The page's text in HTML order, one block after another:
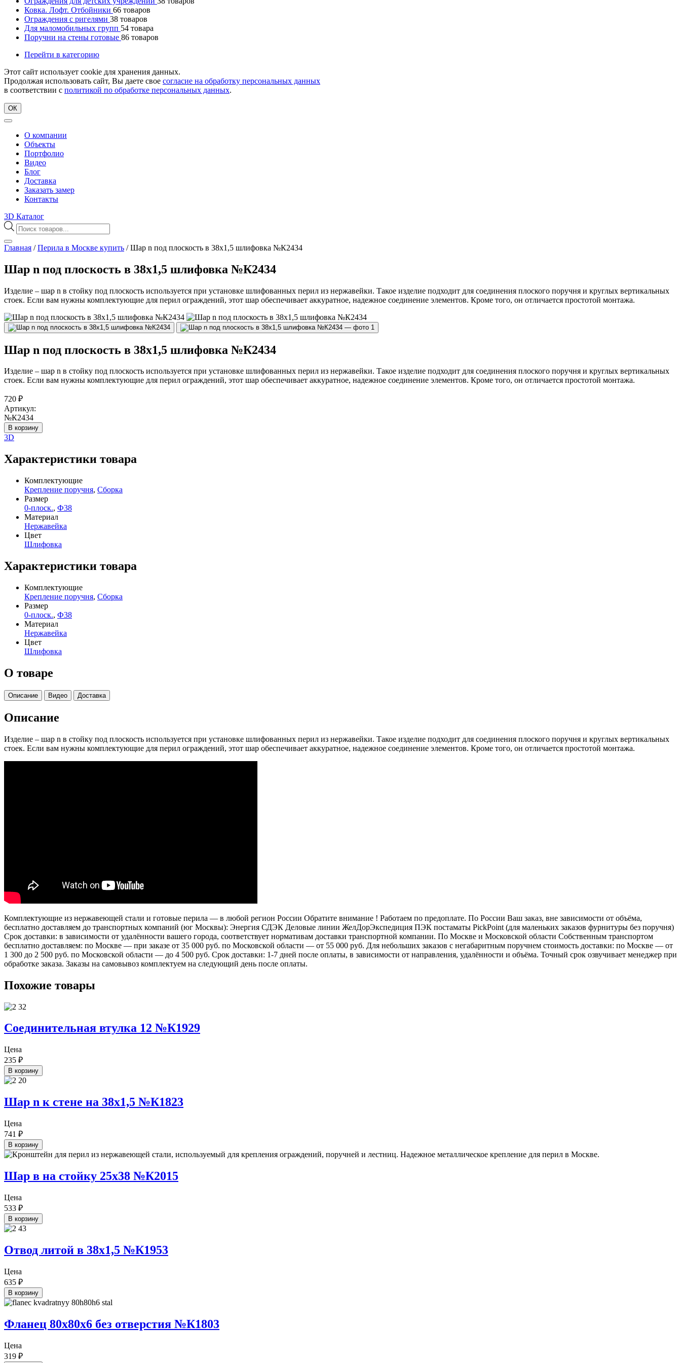
Ковка. Лофт. Отбойники 66 товаров
Ограждения с ригелями 38 товаров
Для маломобильных групп 54 товара
Поручни на стены готовые 86 товаров
Перейти в категорию
Этот сайт использует cookie для хранения данных.
Продолжая использовать сайт, Вы даете свое согласие на обработку персональных данных
в соответствии с политикой по обработке персональных данных.
ОК
О компании
Объекты
Портфолио
Видео
Блог
Доставка
Заказать замер
Контакты
3D Каталог
Поиск
товаров
Главная /Перила в Москве купить /Шар n под плоскость в 38х1,5 шлифовка №К2434
Шар n под плоскость в 38х1,5 шлифовка №К2434
Изделие – шар n в стойку под плоскость используется при установке шлифованных перил из нержавейки. Такое изделие подходит для соединения плоского поручня и круглых вертикальных
стоек. Если вам нужны комплектующие для перил ограждений, этот шар обеспечивает аккуратное, надежное соединение элементов. Кроме того, он отличается простотой монтажа.
Шар n под плоскость в 38х1,5 шлифовка №К2434
Изделие – шар n в стойку под плоскость используется при установке шлифованных перил из нержавейки. Такое изделие подходит для соединения плоского поручня и круглых вертикальных
стоек. Если вам нужны комплектующие для перил ограждений, этот шар обеспечивает аккуратное, надежное соединение элементов. Кроме того, он отличается простотой монтажа.
720 ₽
Артикул:
№К2434
В корзину
3D
Характеристики товара
Комплектующие
Крепление поручня, Сборка
Размер
0-плоск., Ф38
Материал
Нержавейка
Цвет
Шлифовка
Характеристики товара
Комплектующие
Крепление поручня, Сборка
Размер
0-плоск., Ф38
Материал
Нержавейка
Цвет
Шлифовка
О товаре
Описание Видео Доставка
Описание
Изделие – шар n в стойку под плоскость используется при установке шлифованных перил из нержавейки. Такое изделие подходит для соединения плоского поручня и круглых вертикальных
стоек. Если вам нужны комплектующие для перил ограждений, этот шар обеспечивает аккуратное, надежное соединение элементов. Кроме того, он отличается простотой монтажа.
Комплектующие из нержавеющей стали и готовые перила — в любой регион России Обратите внимание ! Работаем по предоплате. По России Ваш заказ, вне зависимости от объёма,
бесплатно доставляем до транспортных компаний (юг Москвы): Энергия СДЭК Деловые линии ЖелДорЭкспедиция ПЭК постаматы PickPoint (для маленьких заказов фурнитуры без поручня)
Срок доставки: в зависимости от удалённости вашего города, соответствует нормативам доставки транспортной компании. По Москве и Московской области Собственным транспортом
бесплатно доставляем: по Москве — при заказе от 35 000 руб. по Московской области — от 55 000 руб. Для небольших заказов с негабаритным поручнем стоимость доставки: по Москве — от
1 300 до 2 500 руб. по Московской области — до 4 500 руб. Срок доставки: 1-7 дней после оплаты, в зависимости от направления, удалённости и объёма. Точный срок озвучивает менеджер при
обработке заказа. Заказы на самовывоз комплектуем на следующий день после оплаты.
Похожие товары
Соединительная втулка 12 №К1929
Цена
235 ₽
В корзину
Шар n к стене на 38х1,5 №К1823
Цена
741 ₽
В корзину
Шар в на стойку 25х38 №К2015
Цена
533 ₽
В корзину
Отвод литой в 38х1,5 №К1953
Цена
635 ₽
В корзину
Фланец 80х80х6 без отверстия №К1803
Цена
319 ₽